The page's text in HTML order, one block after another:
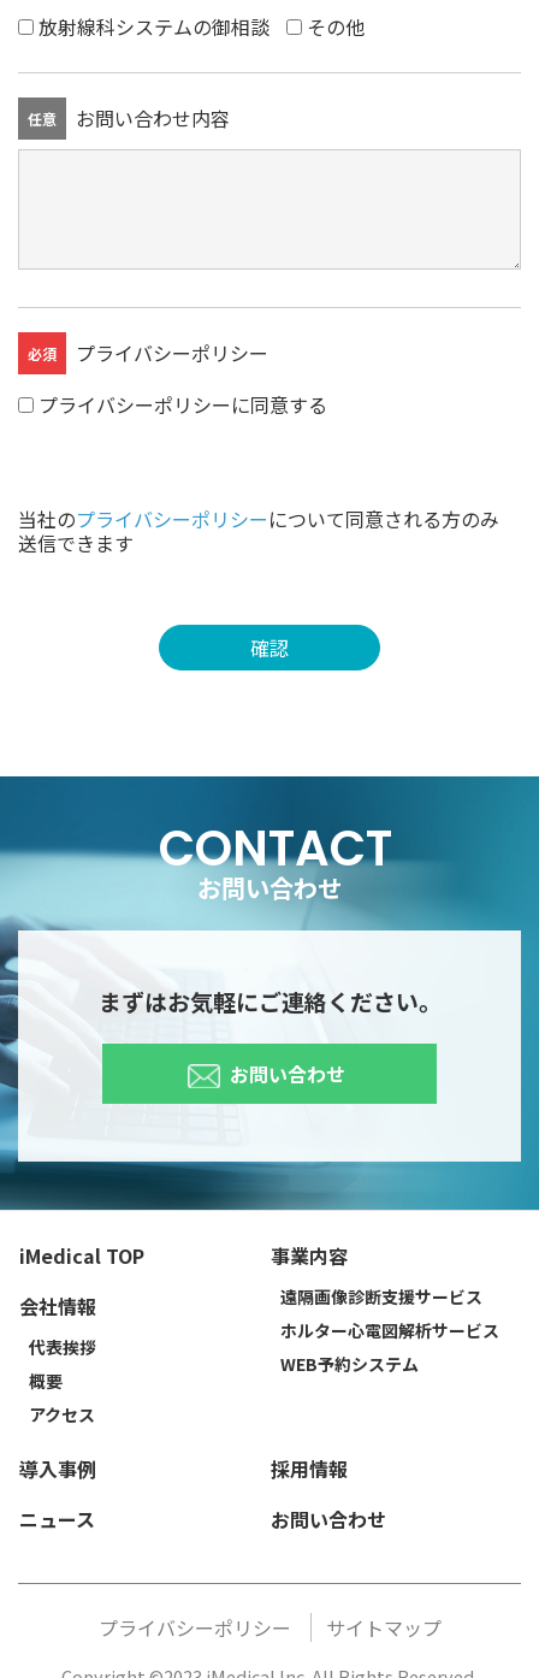
放射線科システムの御相談
その他
お問い合わせ内容
任意
プライバシーポリシー
必須
プライバシーポリシーに同意する
当社のプライバシーポリシーについて同意される方のみ
送信できます
CONTACT
お問い合わせ
まずはお気軽にご連絡ください。
お問い合わせ
iMedical TOP
会社情報
代表挨拶
概要
アクセス
事業内容
遠隔画像診断支援サービス
ホルター心電図解析サービス
WEB予約システム
導入事例
ニュース
採用情報
お問い合わせ
プライバシーポリシー サイトマップ